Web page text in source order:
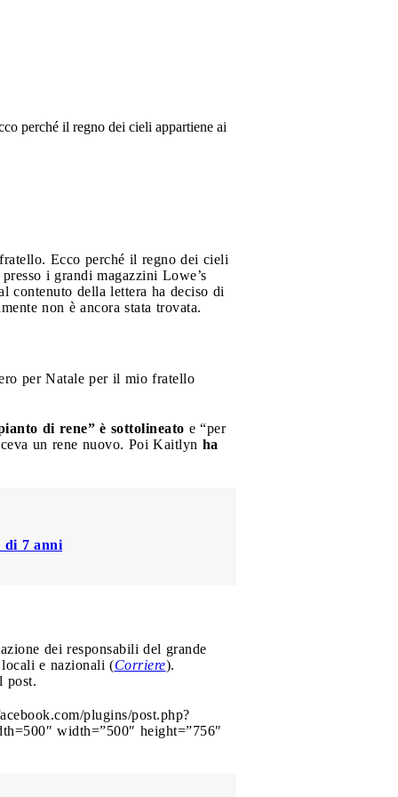
perché il regno dei cieli appartiene ai
Ecco perché il regno dei cieli
i grandi magazzini Lowe’s
contenuto della lettera ha deciso di
non è ancora stata trovata.
per Natale per il mio fratello
di rene” è sottolineato e “per
un rene nuovo. Poi Kaitlyn ha
di 7 anni
dei responsabili del grande
e nazionali (Corriere).
post.
plugins/post.php?
width=”500″ height=”756″